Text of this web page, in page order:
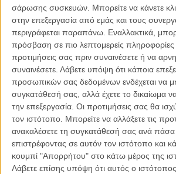
σάρωσης συσκευών. Μπορείτε να κάνετε
στην επεξεργασία από εμάς και τους
περιγράφεται παραπάνω. Εναλλακτικά,
πρόσβαση σε πιο λεπτομερείς πληροφορίες
προτιμήσεις σας πριν συναινέσετε ή να
συναινέσετε. Λάβετε υπόψη ότι κάποια
προσωπικών σας δεδομένων ενδέχεται να
συγκατάθεσή σας, αλλά έχετε το δικαίωμα
την επεξεργασία. Οι προτιμήσεις σας θα
τον ιστότοπο. Μπορείτε να αλλάξετε τις
ανακαλέσετε τη συγκατάθεσή σας ανά πάσα
επιστρέφοντας σε αυτόν τον ιστότοπο και
κουμπί "Απορρήτου" στο κάτω μέρος της
Λάβετε επίσης υπόψη ότι αυτός ο
Δείτε τον Τομ Χάρντι ... πριν τη
γυμναστήρια!
ΝΕΑ /28 ΑΥΓ 2012/ Πόλυ Λυκούργου
Tinker, Tailor, Soldier, Spy trailer 2
MULTIMEDIA /08 ΑΥΓ 2011/ Flix Team
Dark Knight Rises γυρίσματα
09 ΑΥΓ 2011 Flix Team
Warrior & National music video